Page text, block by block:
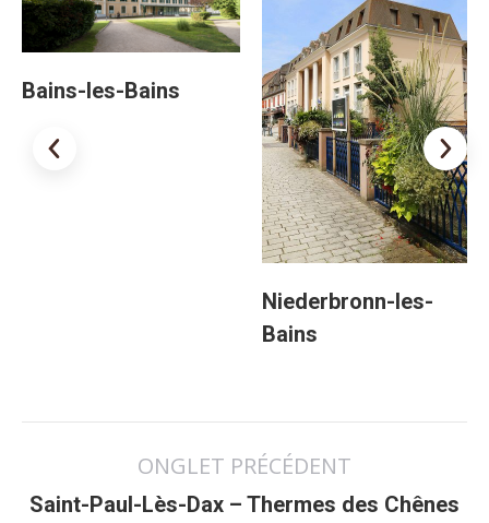
Bains-les-Bains
Niederbronn-les-
Bains
commentaire
ONGLET PRÉCÉDENT
Onglet
Saint-Paul-Lès-Dax – Thermes des Chênes